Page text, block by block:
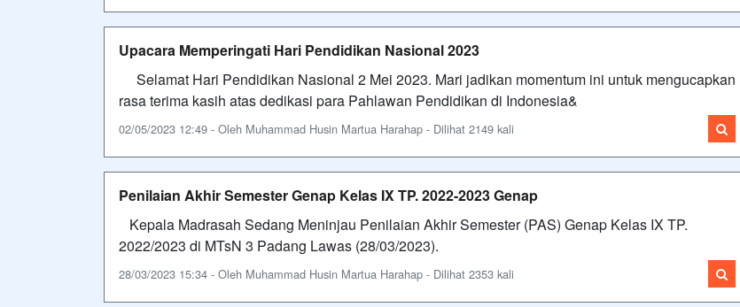
Upacara Memperingati Hari Pendidikan Nasional 2023
Selamat Hari Pendidikan Nasional 2 Mei 2023. Mari jadikan momentum ini untuk mengucapkan
rasa terima kasih atas dedikasi para Pahlawan Pendidikan di Indonesia&
02/05/2023 12:49 - Oleh Muhammad Husin Martua Harahap - Dilihat 2149 kali
Penilaian Akhir Semester Genap Kelas IX TP. 2022-2023 Genap
Kepala Madrasah Sedang Meninjau Penilaian Akhir Semester (PAS) Genap Kelas IX TP.
2022/2023 di MTsN 3 Padang Lawas (28/03/2023).
28/03/2023 15:34 - Oleh Muhammad Husin Martua Harahap - Dilihat 2353 kali